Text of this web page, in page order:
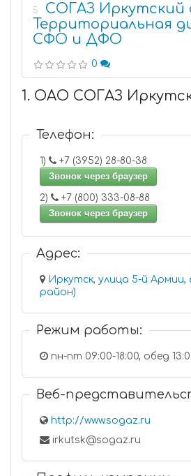
5
СОГАЗ Иркутский
Территориальная
СФО и ДФО
0
1. ОАО СОГАЗ
Телефон:
1)
+7 (3952) 28-80-38
Звонок через браузер
2)
+7 (800) 333-08-88
Звонок через браузер
Адрес:
Иркутск, улица 5-й Армии,
район)
Режим работы:
пн-пт 09:00-18:00, обед
Веб-
http://www.sogaz.ru
irkutsk@sogaz.ru